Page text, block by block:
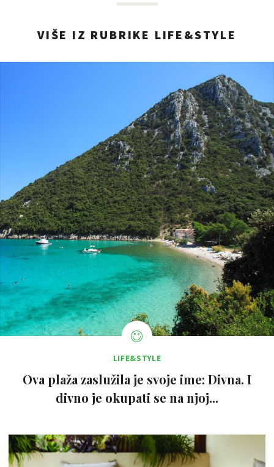
VIŠE IZ RUBRIKE LIFE&STYLE
LIFE&STYLE
Ova plaža zaslužila je svoje ime: Divna. I
divno je okupati se na njoj...